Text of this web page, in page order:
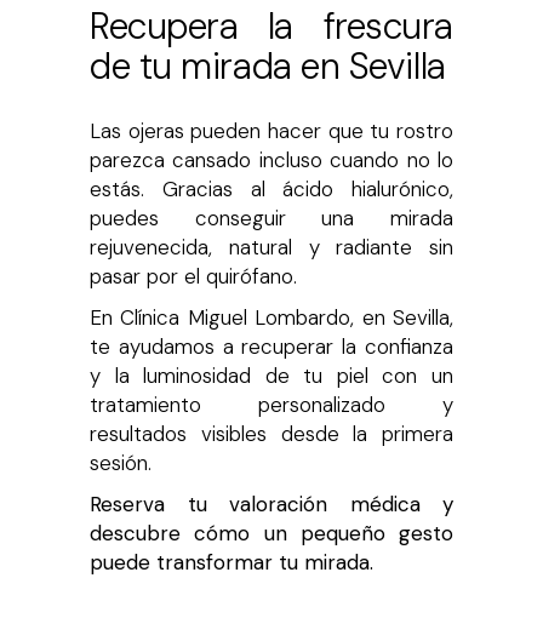
Recupera la frescura
de tu mirada en Sevilla
Las ojeras pueden hacer que tu rostro
parezca cansado incluso cuando no lo
estás. Gracias al ácido hialurónico,
puedes conseguir una mirada
rejuvenecida, natural y radiante sin
pasar por el quirófano.
En Clínica Miguel Lombardo, en Sevilla,
te ayudamos a recuperar la confianza
y la luminosidad de tu piel con un
tratamiento personalizado y
resultados visibles desde la primera
sesión.
Reserva tu valoración médica y
descubre cómo un pequeño gesto
puede transformar tu mirada.